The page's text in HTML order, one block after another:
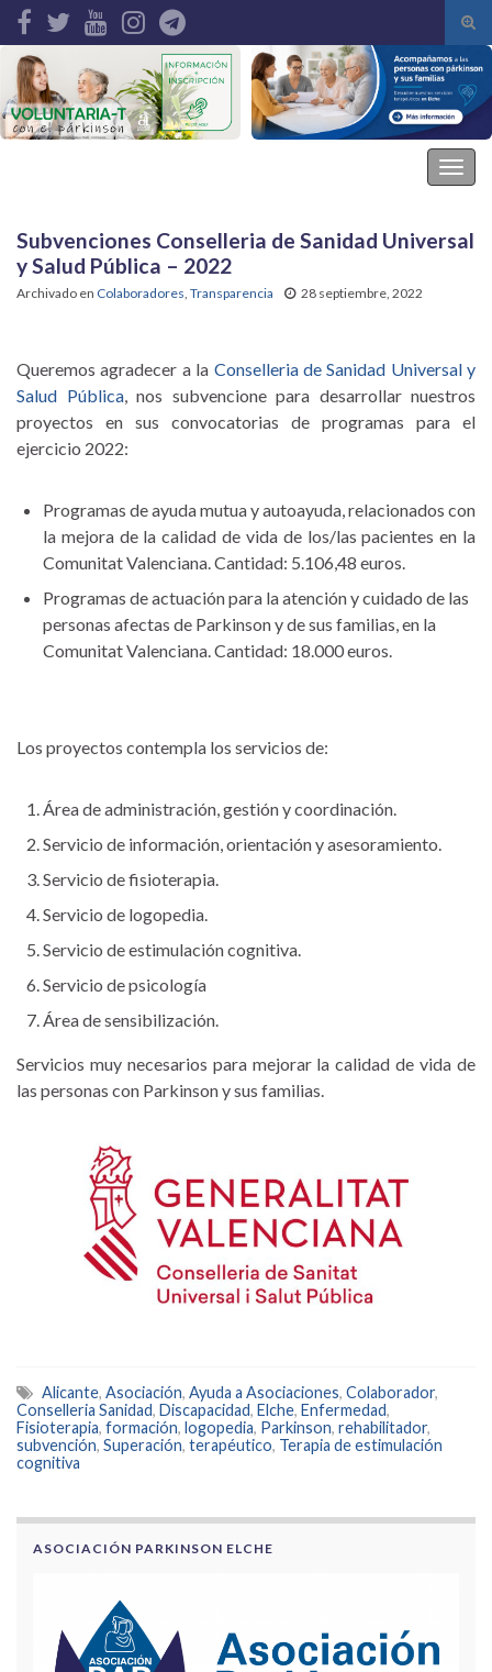
de
Search for:
Subvenciones Conselleria de Sanidad Universal
y Salud Pública – 2022
Archivado en Colaboradores, Transparencia 28 septiembre, 2022
Queremos agradecer a la Conselleria de Sanidad Universal y
Salud Pública, nos subvencione para desarrollar nuestros
proyectos en sus convocatorias de programas para el
ejercicio 2022:
Programas de ayuda mutua y autoayuda, relacionados con
la mejora de la calidad de vida de los/las pacientes en la
Comunitat Valenciana. Cantidad: 5.106,48 euros.
Programas de actuación para la atención y cuidado de las
personas afectas de Parkinson y de sus familias, en la
Comunitat Valenciana. Cantidad: 18.000 euros.
Los proyectos contempla los servicios de:
Área de administración, gestión y coordinación.
Servicio de información, orientación y asesoramiento.
Servicio de fisioterapia.
Servicio de logopedia.
Servicio de estimulación cognitiva.
Servicio de psicología
Área de sensibilización.
Servicios muy necesarios para mejorar la calidad de vida de
las personas con Parkinson y sus familias.
Alicante, Asociación, Ayuda a Asociaciones, Colaborador,
Conselleria Sanidad, Discapacidad, Elche, Enfermedad,
Fisioterapia, formación, logopedia, Parkinson, rehabilitador,
subvención, Superación, terapéutico, Terapia de estimulación
cognitiva
ASOCIACIÓN PARKINSON ELCHE